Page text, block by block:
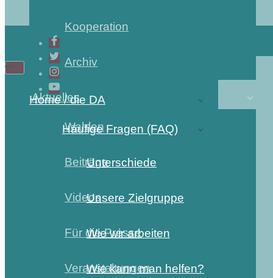
Kooperation
Archiv
Aktuelles
Wahlen
Beiträge
Videos
Für die Presse
Veranstaltungen
Navigations-
Navigations-
Home / die DA
Häufige Fragen (FAQ)
Unterschiede
Unsere Zielgruppe
Wie wir arbeiten
Wie kann man helfen?